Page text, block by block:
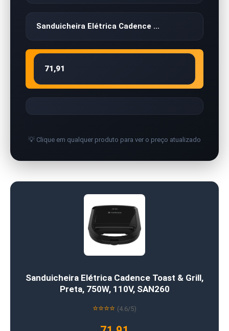
Sanduicheira Elétrica Cadence …
71,91
💡 Clique em qualquer produto para ver o preço atualizado
Sanduicheira Elétrica Cadence Toast & Grill,
Preta, 750W, 110V, SAN260
⭐⭐⭐⭐ (4.6/5)